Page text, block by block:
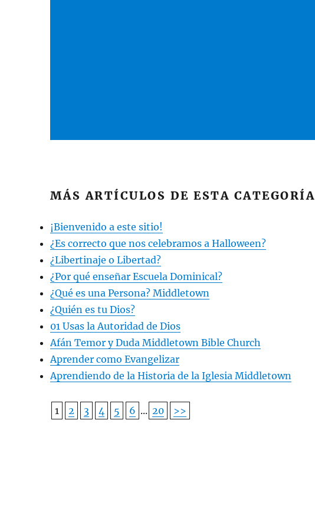
MÁS ARTÍCULOS DE ESTA CATEGORÍA
¡Bienvenido a este sitio!
¿Es correcto que nos celebramos a Halloween?
¿Libertinaje o Libertad?
¿Por qué enseñar Escuela Dominical?
¿Qué es una Persona? Middletown
¿Quién es tu Dios?
01 Usas la Autoridad de Dios
Afán Temor y Duda Middletown Bible Church
Aprender como Evangelizar
Aprendiendo de la Historia de la Iglesia Middletown
1 2 3 4 5 6 ... 20 >>